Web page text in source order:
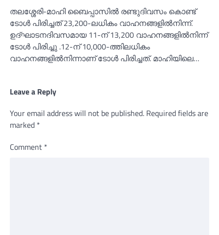
തലശ്ശേരി-മാഹി ബൈപ്പാസില്‍ രണ്ടുദിവസം കൊണ്ട്
ടോള്‍ പിരിച്ചത് 23,200-ലധികം വാഹനങ്ങളില്‍നിന്ന്.
ഉദ്ഘാടനദിവസമായ 11-ന് 13,200 വാഹനങ്ങളില്‍നിന്ന്
ടോള്‍ പിരിച്ചു .12-ന് 10,000-ത്തിലധികം
വാഹനങ്ങളില്‍നിന്നാണ് ടോള്‍ പിരിച്ചത്. മാഹിയിലെ…
Leave a Reply
Your email address will not be published. Required fields are
marked *
Comment *